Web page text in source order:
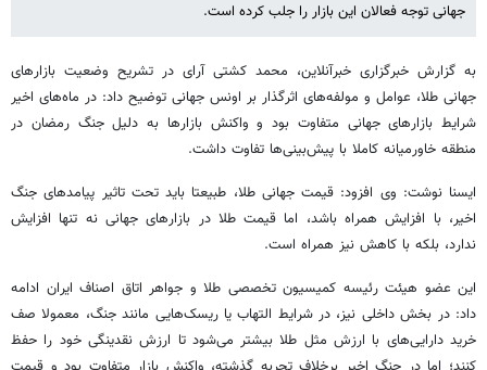
جهانی توجه فعالان این بازار را جلب کرده است.
به گزارش خبرگزاری خبرآنلاین، محمد کشتی آرای در تشریح وضعیت بازارهای
جهانی طلا، عوامل و مولفه‌های اثرگذار بر اونس جهانی توضیح داد: در ماه‌های اخیر
شرایط بازارهای جهانی متفاوت بود و واکنش بازارها به دلیل جنگ رمضان در
منطقه خاورمیانه کاملا با پیش‌بینی‌ها تفاوت داشت.
ایسنا نوشت: وی افزود: قیمت جهانی طلا، طبیعتا باید تحت تاثیر پیامدهای جنگ
اخیر، با افزایش همراه باشد، اما قیمت طلا در بازارهای جهانی نه تنها افزایش
ندارد، بلکه با کاهش نیز همراه است.
این عضو هیئت رئیسه کمیسیون تخصصی طلا و جواهر اتاق اصناف ایران ادامه
داد: در بخش داخلی نیز، در شرایط التهاب یا ریسک‌هایی مانند جنگ، معمولا صف
خرید دارایی‌های با ارزش مثل طلا بیشتر می‌شود تا ارزش نقدینگی خود را حفظ